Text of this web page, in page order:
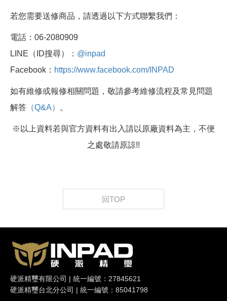
若您需要送修商品，請透過以下方式聯繫我們：
電話：06-2080909
LINE（ID搜尋）： @inpad
Facebook： https://www.facebook.com/INPAD
如有維修或報修相關問題，敬請參考維修流程及常見問題
解答 （Q&A） 。
※以上資料若與官方資料有出入請以原廠資料為主，不便
之處敬請原諒!!
回TOP
硬派精璽有限公司 | 統一編號：27845621
硬派精璽台北分公司 | 統一編號：85041798